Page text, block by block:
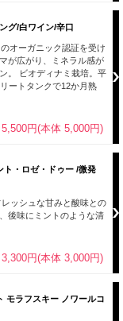
グ/白ワイン/辛口
オーガニック認証を受け
が広がり、ミネラル感が
。 ビオディナミ栽培。平
ートタンクで12か月熟
円(本体 5,000円)
ト・ロゼ・ドゥー /微発
ッシュな甘みと酸味との
後味にミントのような清
円(本体 3,000円)
モラフスキー ノワールコ